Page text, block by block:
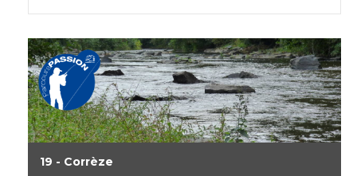
19 - Corrèze